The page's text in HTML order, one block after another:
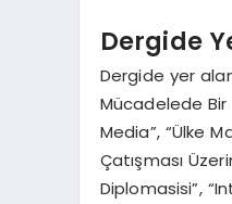
Dergide
Dergide yer
Mücadelede Bir
Media”, “Ülke
Çatışması
Diplomasisi”,